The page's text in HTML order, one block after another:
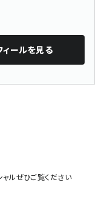
ィールを見る
ルぜひご覧ください